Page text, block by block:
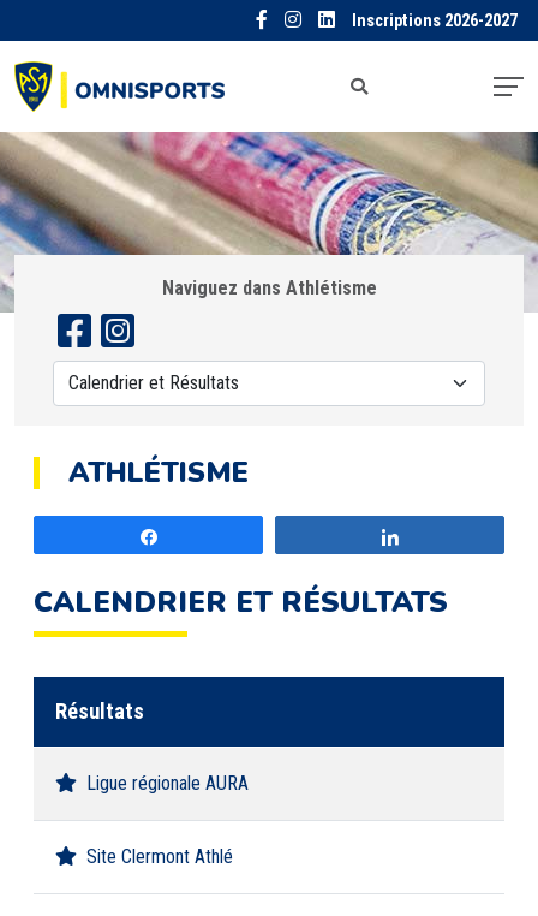
Inscriptions 2026-2027
Naviguez dans Athlétisme
ATHLÉTISME
CALENDRIER ET RÉSULTATS
Résultats
Ligue régionale AURA
Site Clermont Athlé